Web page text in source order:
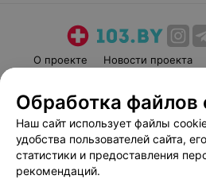
О проекте Новости проекта
Пользовательское соглашение
Вакансии
Написать
Обработка файлов
Наш сайт использует файлы
удобства пользователей сайта,
статистики и предоставления
рекомендаций.